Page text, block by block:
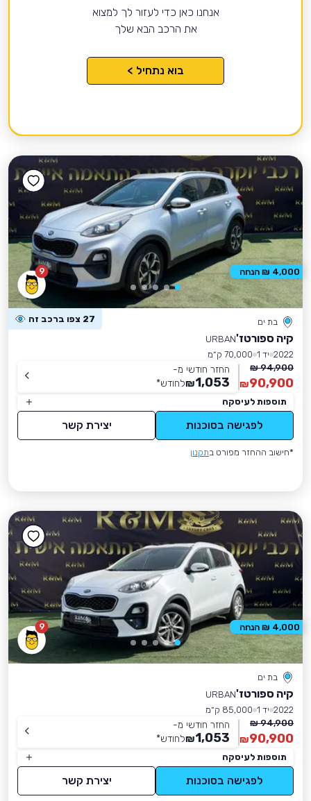
אנחנו כאן כדי לעזור לך למצוא
את הרכב הבא שלך
בוא נתחיל >
9
בת ים 27 צפו ברכב זה
קיה ספורטז'URBAN
2022 יד 1
70,000 ק״מ
94,900 ₪
90,900
₪
החזר חודשי מ-
1,053
₪לחודש*
תוספות לעיסקה
לפגישה בסוכנות יצירת קשר
*חישוב ההחזר מפורט בתקנון
4,000 ₪ הנחה
9
בת ים
קיה ספורטז'URBAN
2022 יד 1
85,000 ק״מ
94,900 ₪
90,900
₪
החזר חודשי מ-
1,053
₪לחודש*
תוספות לעיסקה
לפגישה בסוכנות יצירת קשר
4,000 ₪ הנחה